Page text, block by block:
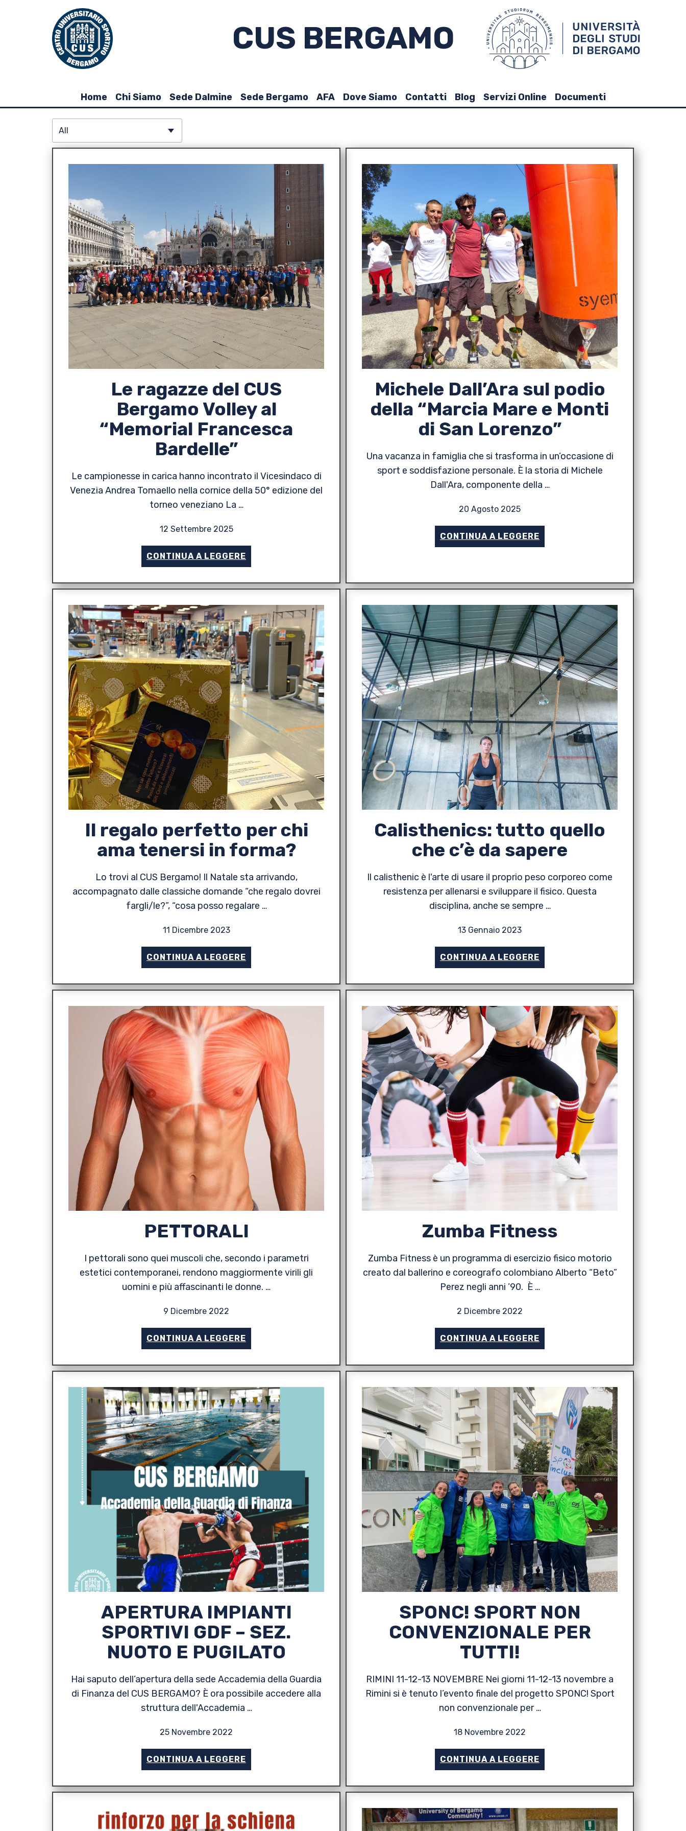
CUS BERGAMO
Home Chi Siamo Sede Dalmine Sede Bergamo AFA Dove Siamo Contatti Blog Servizi Online Documenti
Le ragazze del CUS
Bergamo Volley al
“Memorial Francesca
Bardelle”
Le campionesse in carica hanno incontrato il Vicesindaco di
Venezia Andrea Tomaello nella cornice della 50° edizione del
torneo veneziano La …
12 Settembre 2025
CONTINUA A LEGGERE
Michele Dall’Ara sul podio
della “Marcia Mare e Monti
di San Lorenzo”
Una vacanza in famiglia che si trasforma in un’occasione di
sport e soddisfazione personale. È la storia di Michele
Dall'Ara, componente della …
20 Agosto 2025
CONTINUA A LEGGERE
Il regalo perfetto per chi
ama tenersi in forma?
Lo trovi al CUS Bergamo! Il Natale sta arrivando,
accompagnato dalle classiche domande “che regalo dovrei
fargli/le?”, “cosa posso regalare …
11 Dicembre 2023
CONTINUA A LEGGERE
Calisthenics: tutto quello
che c’è da sapere
Il calisthenic è l'arte di usare il proprio peso corporeo come
resistenza per allenarsi e sviluppare il fisico. Questa
disciplina, anche se sempre …
13 Gennaio 2023
CONTINUA A LEGGERE
PETTORALI
I pettorali sono quei muscoli che, secondo i parametri
estetici contemporanei, rendono maggiormente virili gli
uomini e più affascinanti le donne. …
9 Dicembre 2022
CONTINUA A LEGGERE
Zumba Fitness
Zumba Fitness è un programma di esercizio fisico motorio
creato dal ballerino e coreografo colombiano Alberto “Beto”
Perez negli anni ’90. È …
2 Dicembre 2022
CONTINUA A LEGGERE
APERTURA IMPIANTI
SPORTIVI GDF – SEZ.
NUOTO E PUGILATO
Hai saputo dell’apertura della sede Accademia della Guardia
di Finanza del CUS BERGAMO? È ora possibile accedere alla
struttura dell'Accademia …
25 Novembre 2022
CONTINUA A LEGGERE
SPONC! SPORT NON
CONVENZIONALE PER
TUTTI!
RIMINI 11-12-13 NOVEMBRE Nei giorni 11-12-13 novembre a
Rimini si è tenuto l’evento finale del progetto SPONC! Sport
non convenzionale per …
18 Novembre 2022
CONTINUA A LEGGERE